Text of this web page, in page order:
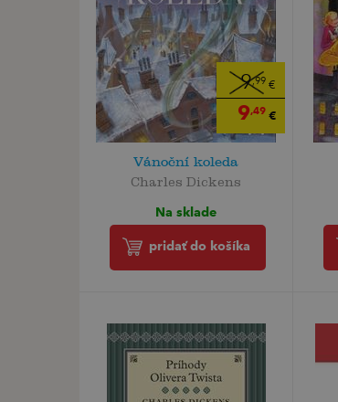
9,99 €
9,49€
Vánoční koleda
Charles Dickens
Na sklade
pridať do košíka